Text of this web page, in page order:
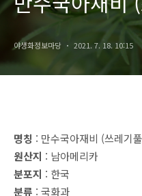
야생화정보마당 2021. 7. 18. 10:15
명칭 : 만수국아재비 (쓰레기
원산지 : 남아메리카
분포지 : 한국
분류 : 국화과